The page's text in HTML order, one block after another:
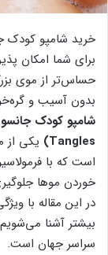
برای شما امکان
حساس‌تر از موی
بدون آسیب و
Tangles) یکی از
است که با
خوردن موها
در این مقاله با
بیشتر آشنا می‌شویم
سراسر جهان است.